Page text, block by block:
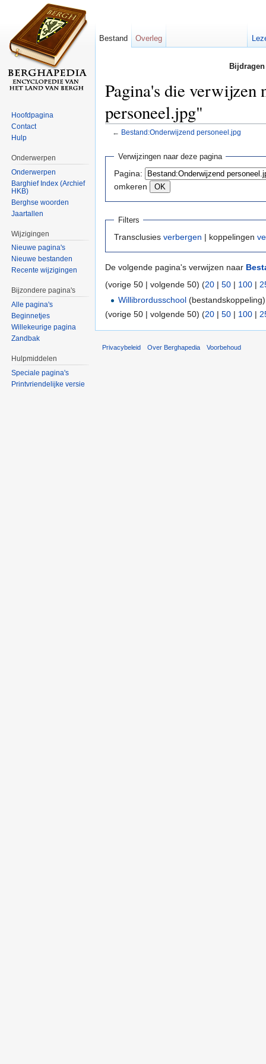
Pagina's die verwijzen
personeel.jpg"
← Bestand:Onderwijzend personeel.jpg
Verwijzingen naar deze pagina
Pagina:
omkeren
Filters
Transclusies verbergen | koppelingen
De volgende pagina's verwijzen naar
(vorige 50 | volgende 50) (20 | 50 | 100 |
Willibrordusschool
(vorige 50 | volgende 50) (20 | 50 | 100 |
Bestand Overleg
Hoofdpagina
Contact
Hulp
Onderwerpen
Onderwerpen
Barghief Index (Archief
HKB)
Berghse woorden
Jaartallen
Wijzigingen
Nieuwe pagina's
Nieuwe bestanden
Recente wijzigingen
Bijzondere pagina's
Alle pagina's
Beginnetjes
Willekeurige pagina
Zandbak
Hulpmiddelen
Speciale pagina's
Printvriendelijke versie
Privacybeleid Over Berghapedia Voorbehoud